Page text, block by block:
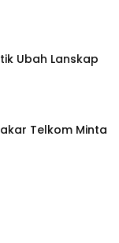
Ubah Lanskap
Telkom Minta